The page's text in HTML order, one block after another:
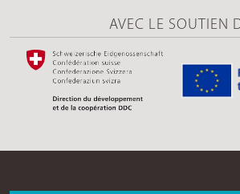
AVEC LE SOUTIEN